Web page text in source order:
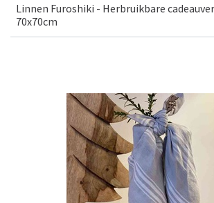
Linnen Furoshiki - Herbruikbare
70x70cm